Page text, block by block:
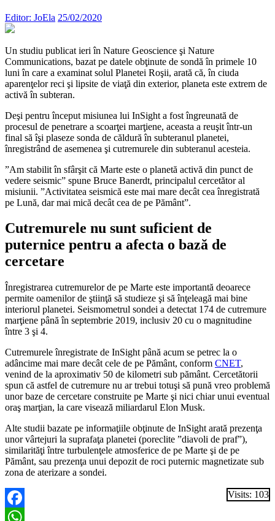
Editor: JoEla 25/02/2020
Un studiu publicat ieri în Nature Geoscience şi Nature
Communications, bazat pe datele obţinute de sondă în primele 10
luni în care a examinat solul Planetei Roşii, arată că, în ciuda
aparenţelor reci şi lipsite de viaţă din exterior, planeta este extrem de
activă în subteran.
Deşi pentru început misiunea lui InSight a fost îngreunată de
procesul de penetrare a scoarţei marţiene, aceasta a reuşit într-un
final să îşi plaseze sonda de căldură în subteranul planetei,
înregistrând de asemenea şi cutremurele din subteranul acesteia.
”Am stabilit în sfârşit că Marte este o planetă activă din punct de
vedere seismic” spune Bruce Banerdt, principalul cercetător al
misiunii. ”Activitatea seismică este mai mare decât cea înregistrată
pe Lună, dar mai mică decât cea de pe Pământ”.
Cutremurele nu sunt suficient de
puternice pentru a afecta o bază de
cercetare
Înregistrarea cutremurelor de pe Marte este importantă deoarece
permite oamenilor de ştiinţă să studieze şi să înţeleagă mai bine
interiorul planetei. Seismometrul sondei a detectat 174 de cutremure
marţiene până în septembrie 2019, inclusiv 20 cu o magnitudine
între 3 şi 4.
Cutremurele înregistrate de InSight până acum se petrec la o
adâncime mai mare decât cele de pe Pământ, conform CNET,
venind de la aproximativ 50 de kilometri sub pământ. Cercetătorii
spun că astfel de cutremure nu ar trebui totuşi să pună vreo problemă
unor baze de cercetare construite pe Marte şi nici chiar unui eventual
oraş marţian, la care visează miliardarul Elon Musk.
Alte studii bazate pe informaţiile obţinute de InSight arată prezenţa
unor vârtejuri la suprafaţa planetei (poreclite ”diavoli de praf”),
similarităţi între turbulenţele atmosferice de pe Marte şi de pe
Pământ, sau prezenţa unui depozit de roci puternic magnetizate sub
zona de aterizare a sondei.
Visits: 103
Facebook